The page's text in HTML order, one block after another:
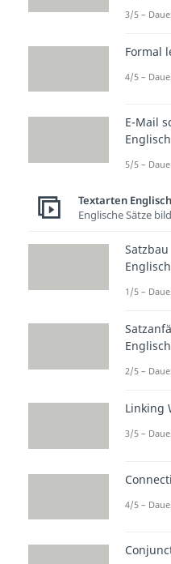
Take
Tell
Go
3/5 –
Formal
4/5 –
E-Mail
Englisch
5/5 –
Textarten Englisch
Englische Sätze
Satzbau
Englisch
1/5 –
Englisch
2/5 –
Linking
3/5 –
4/5 –